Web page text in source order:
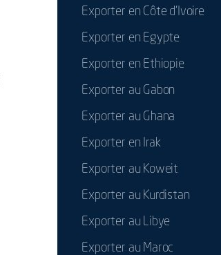
Exporter en Côte d'Ivoire
Exporter en Egypte
Exporter en Ethiopie
Exporter au Gabon
Exporter au Ghana
Exporter en Irak
Exporter au Koweit
Exporter au Kurdistan
Exporter au Libye
Exporter au Maroc